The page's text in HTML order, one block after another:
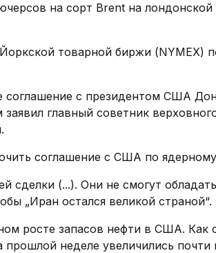
на сорт Brent на лондонской
товарной биржи (NYMEX)
соглашение с президентом США
главный советник
соглашение с США по
сделки (...). Они не смогут
„Иран остался великой страной“.
росте запасов нефти в США. Как
неделе увеличились почти